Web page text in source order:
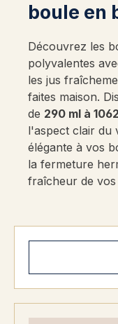
boule en
Découvrez les
polyvalentes
les jus
faites maison.
de 290 ml à
l'aspect clair du
élégante à vos
la fermeture
fraîcheur de vos